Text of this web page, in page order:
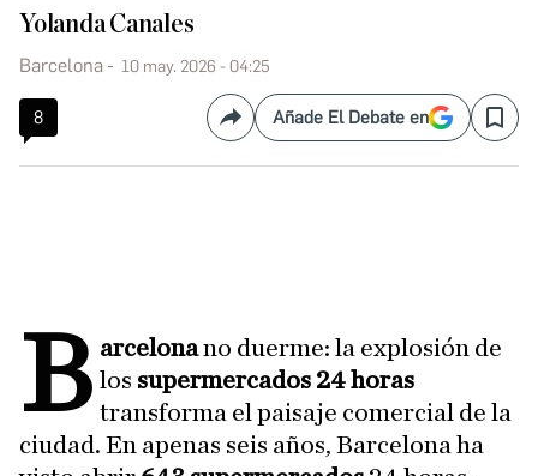
Yolanda Canales
Barcelona 10 may. 2026 - 04:25
8 CompartirAñade El Debate en Save
B arcelonano duerme: la explosión de
los supermercados 24 horas
transforma el paisaje comercial de la
ciudad. En apenas seis años, Barcelona ha